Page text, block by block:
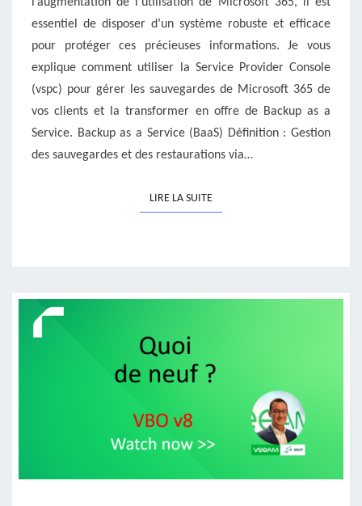
essentiel de disposer d’un système robuste et efficace
pour protéger ces précieuses informations. Je vous
explique comment utiliser la Service Provider Console
(vspc) pour gérer les sauvegardes de Microsoft 365 de
vos clients et la transformer en offre de Backup as a
Service. Backup as a Service (BaaS) Définition : Gestion
des sauvegardes et des restaurations via…
LIRE LA SUITELIRE LA SUITE